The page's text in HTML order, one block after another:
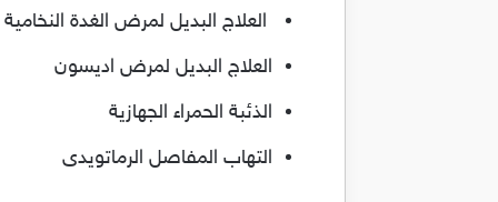
العلاج البديل لمرض الغدة النخامية
العلاج البديل لمرض اديسون
الذئبة الحمراء الجهازية
التهاب المفاصل الرماتويدى